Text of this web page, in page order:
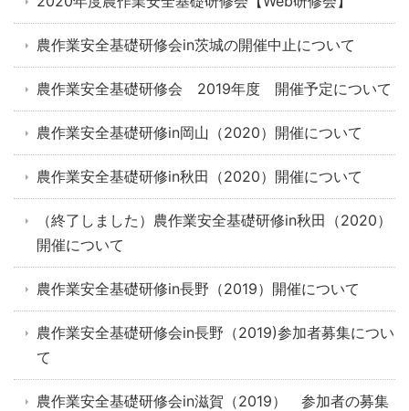
農作業安全基礎研修会in茨城の開催中止について
農作業安全基礎研修会 2019年度 開催予定について
農作業安全基礎研修in岡山（2020）開催について
農作業安全基礎研修in秋田（2020）開催について
（終了しました）農作業安全基礎研修in秋田（2020）
開催について
農作業安全基礎研修in長野（2019）開催について
農作業安全基礎研修会in長野（2019)参加者募集につい
て
農作業安全基礎研修会in滋賀（2019） 参加者の募集